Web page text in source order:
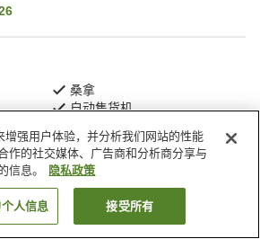
桑拿
自动售货机
加东 东条湖格林广场酒店
搜索客房
增强用户体验，并分析我们网站的性能
作的社交媒体、广告商和分析商分享与
信息。
隐私政策
人信息 接受所有